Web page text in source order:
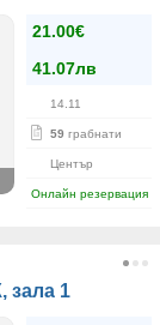
21.00€
41.07лв
14.11
59 грабнати
Център
Онлайн резервация
зала 1